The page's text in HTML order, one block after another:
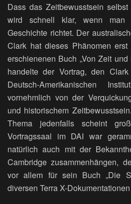
Dass das Zeitbewusstsein
wird schnell klar, wenn
Geschichte richtet. Der
Clark hat dieses Phänomen
erschienenen Buch „Von Zeit
handelte der Vortrag, den
Deutsch-Amerikanischen
vornehmlich von der
und historischem
Thema jedenfalls scheint
Vortragssaal im DAI war
natürlich auch mit der
Cambridge zusammenhängen,
vor allem für sein Buch „Die
diversen Terra X-